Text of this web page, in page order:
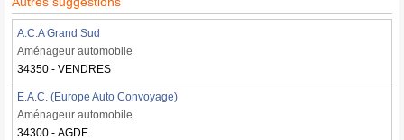
A.C.A Grand Sud
Aménageur automobile
34350 - VENDRES
E.A.C. (Europe Auto Convoyage)
Aménageur automobile
34300 - AGDE